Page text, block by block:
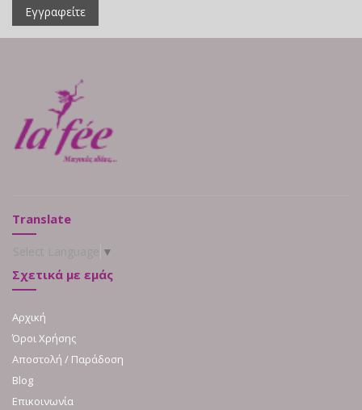
Εγγραφείτε
Translate
▼
Σχετικά με εμάς
Αρχική
Όροι Χρήσης
Αποστολή / Παράδοση
Blog
Επικοινωνία